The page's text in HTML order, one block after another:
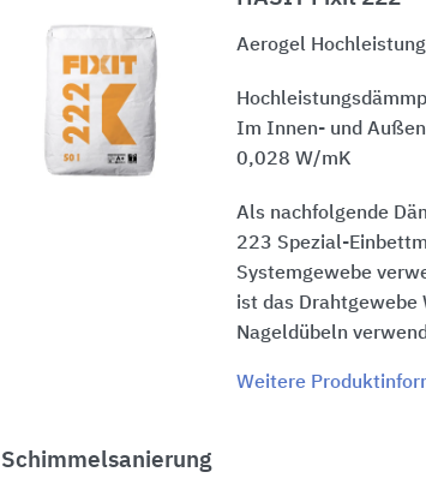
Aerogel
Im Innen- und
0,028 W/mK
Als nachfolgende
223 Spezial-
Systemgewebe
ist das Drahtgewebe
Nageldübeln
Weitere
Schimmelsanierung